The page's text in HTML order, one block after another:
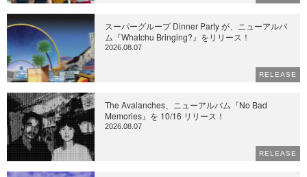
スーパーグループ Dinner Party が、ニューアルバ
ム『Whatchu Bringing?』をリリース！
2026.08.07
RELEASE
The Avalanches、ニューアルバム『No Bad
Memories』を 10/16 リリース！
2026.08.07
RELEASE